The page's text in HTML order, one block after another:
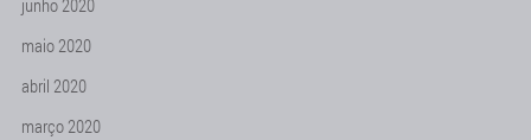
junho 2020
maio 2020
abril 2020
março 2020